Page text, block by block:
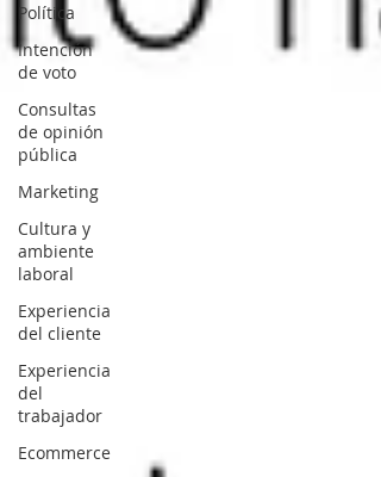
Política
Intención
de voto
Consultas
de opinión
pública
Marketing
Cultura y
ambiente
laboral
Experiencia
del cliente
Experiencia
del
trabajador
Ecommerce